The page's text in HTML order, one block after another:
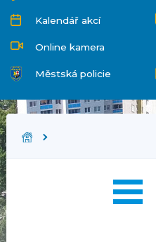
Kalendář akcí
Online kamera
Městská policie